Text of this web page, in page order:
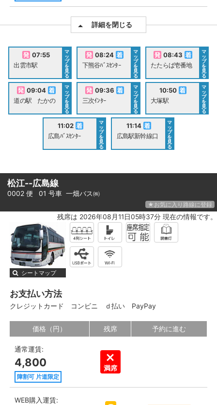
詳細を閉じる
07:55
出雲市駅
マ
ッ
プ
を
見
る
08:24
下熊谷ﾊﾞｽｾﾝﾀｰ
マ
ッ
プ
を
見
る
08:43
たたらば壱番地
マ
ッ
プ
を
見
る
09:04
道の駅 たかの
マ
ッ
プ
を
見
る
09:36
三次ｲﾝﾀｰ
マ
ッ
プ
を
見
る
10:50
大塚駅
マ
ッ
プ
を
見
る
11:02
広島ﾊﾞｽｾﾝﾀｰ
マ
ッ
プ
を
見
る
11:14
広島駅新幹線口
マ
ッ
プ
を
見
る
松江--広島線
0002 便 01 号車 一畑バス㈱
★お気に入り路線に登録
残席は 2026年08月11日05時37分 現在の情報です。
シートマップ
お支払い方法
クレジットカード コンビニ ｄ払い PayPay
価格（円） 残席 予約に進む
通常運賃:
4,800
障割可 片道限定
満席
WEB購入運賃: